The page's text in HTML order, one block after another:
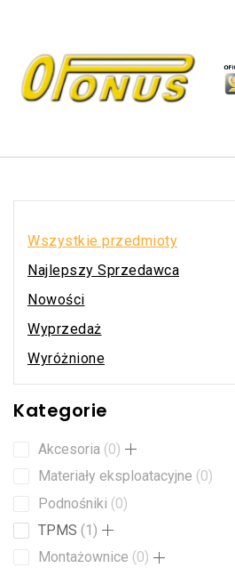
Wszystkie przedmioty
Najlepszy Sprzedawca
Nowości
Wyprzedaż
Wyróżnione
Kategorie
Akcesoria 0
Materiały eksploatacyjne 0
Podnośniki 0
TPMS 1
Montażownice 0